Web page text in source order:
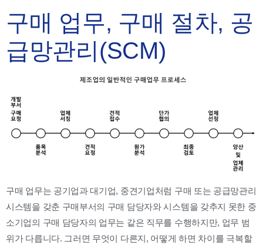
구매 업무, 구매 절차, 공
급망관리(SCM)
구매 업무는 공기업과 대기업, 중견기업처럼 구매 또는 공급망관리
시스템을 갖춘 구매부서의 구매 담당자와 시스템을 갖추지 못한 중
소기업의 구매 담당자의 업무는 같은 직무를 수행하지만, 업무 범
위가 다릅니다. 그러면 무엇이 다른지, 어떻게 하면 차이를 극복할